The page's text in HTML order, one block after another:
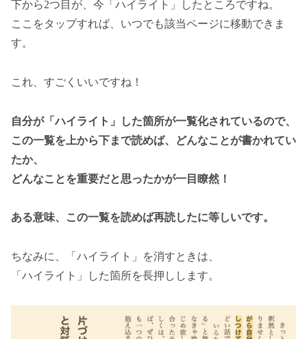
下から2つ目が、今「ハイライト」したところですね。
ここをタップすれば、いつでも該当ページに移動できま
す。
これ、すごくいいですね！
自分が「ハイライト」した箇所が一覧化されているので、
この一覧を上から下まで読めば、どんなことが書かれてい
たか、
どんなことを重要だと思ったかが一目瞭然！
ある意味、この一覧を読めば再読したに等しいです。
ちなみに、「ハイライト」を消すときは、
「ハイライト」した箇所を長押しします。